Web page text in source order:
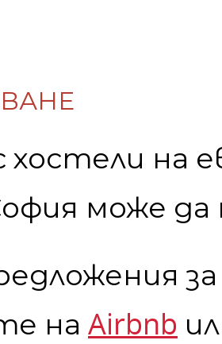
хостели на
може
на Airbnb